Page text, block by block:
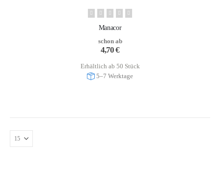
Manacor
schon ab
4,70€
Erhältlich ab 50 Stück
5–7 Werktage